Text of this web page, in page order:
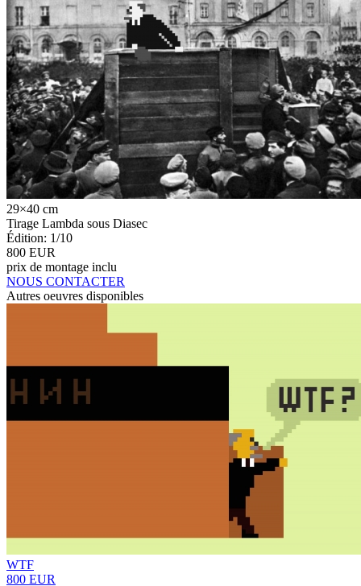
29×40 cm
Tirage Lambda sous Diasec
Édition: 1/10
800 EUR
prix de montage inclu
NOUS CONTACTER
Autres oeuvres disponibles
WTF
800 EUR